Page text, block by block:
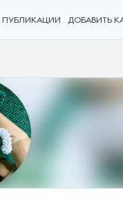
ПУБЛИКАЦИИ ДОБАВИТЬ